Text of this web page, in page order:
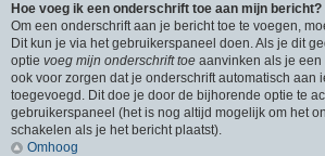
Hoe voeg ik een onderschrift toe aan mijn bericht?
Om een onderschrift aan je bericht toe te voegen,
Dit kun je via het gebruikerspaneel doen. Als je dit
optie voeg mijn onderschrift toe aanvinken als je
ook voor zorgen dat je onderschrift automatisch aan
toegevoegd. Dit doe je door de bijhorende optie te
gebruikerspaneel (het is nog altijd mogelijk om het
schakelen als je het bericht plaatst).
Omhoog